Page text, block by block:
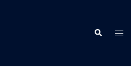
Suche